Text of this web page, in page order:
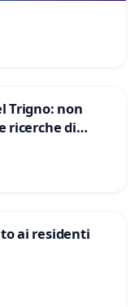
Trigno: non
ricerche di
ai residenti